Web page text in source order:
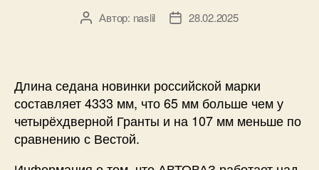
АвторАвтор: naslil
Дата28.02.2025
Длина седана новинки российской марки
составляет 4333 мм, что 65 мм больше чем у
четырёхдверной Гранты и на 107 мм меньше по
сравнению с Вестой.